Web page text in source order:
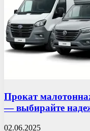
Прокат
— выбирайте
02.06.2025